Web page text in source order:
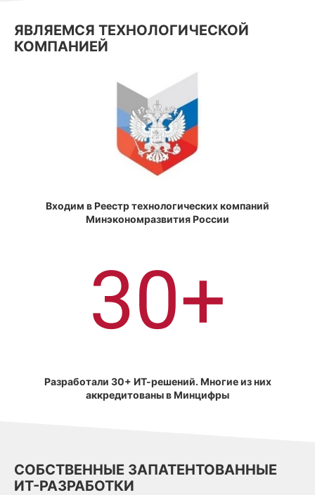
ЯВЛЯЕМСЯ ТЕХНОЛОГИЧЕСКОЙ
КОМПАНИЕЙ
Входим в Реестр технологических компаний
Минэкономразвития России
Разработали 30+ ИТ-решений. Многие из них
аккредитованы в Минцифры
СОБСТВЕННЫЕ ЗАПАТЕНТОВАННЫЕ
ИТ-РАЗРАБОТКИ